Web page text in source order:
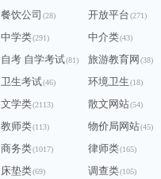
餐饮公司 (28) 开放平台(271)
中学类(291) 中介类(43)
自考 自学考试(81) 旅游教育网 (38)
卫生考试(46) 环境卫生(18)
文学类(2113) 散文网站(54)
教师类(113) 物价局网站(45)
商务类(1017) 律师类(165)
床垫类(69) 调查类(105)